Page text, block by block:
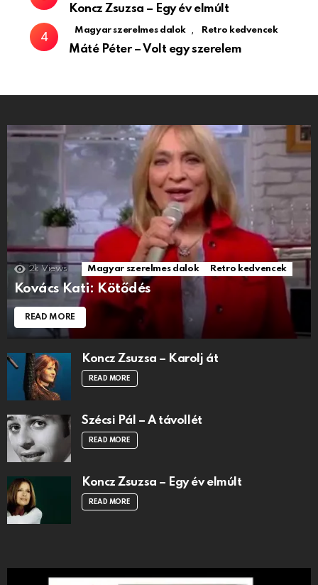
Koncz Zsuzsa – Egy év elmúlt
Magyar szerelmes dalok , Retro kedvencek
Máté Péter – Volt egy szerelem
2k Views Magyar szerelmes dalok Retro kedvencek
Kovács Kati: Kötődés
READ MORE
Koncz Zsuzsa – Karolj át
READ MORE
Szécsi Pál – A távollét
READ MORE
Koncz Zsuzsa – Egy év elmúlt
READ MORE